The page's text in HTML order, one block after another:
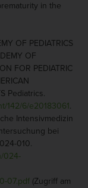
in the
OF PEDIATRICS
OF
FOR PEDIATRIC
Pediatrics.
142/6/e20183061.
Intensivmedizin
bei
010.
024-
07.pdf (Zugriff am